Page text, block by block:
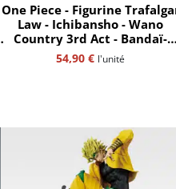
One Piece - Figurine
Law - Ichibansho - Wano
Country 3rd Act - Bandaï-
Spirits
54,90 € l'unité